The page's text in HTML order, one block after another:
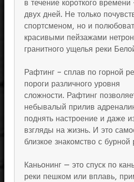
в течение короткого времени
двух дней. Не только
спортсменом, но и
красивыми пейзажами
гранитного ущелья реки
Рафтинг – сплав по горной
пороги различного уровня
сложности. Рафтинг
небывалый прилив
поднять настроение и даже
взгляды на жизнь. И это
близкое знакомство с бурной
Каньонинг — это спуск по
реки пешком или вплавь,